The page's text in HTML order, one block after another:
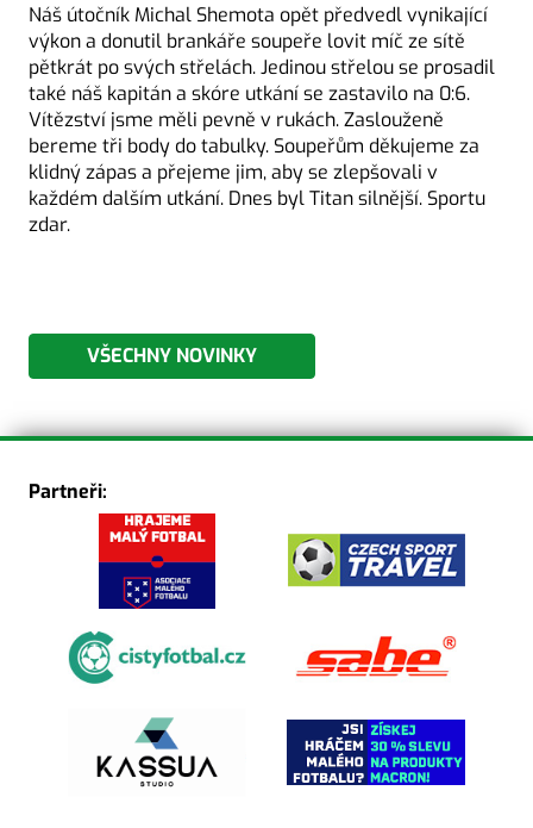
Náš útočník Michal Shemota opět předvedl vynikající
výkon a donutil brankáře soupeře lovit míč ze sítě
pětkrát po svých střelách. Jedinou střelou se prosadil
také náš kapitán a skóre utkání se zastavilo na 0:6.
Vítězství jsme měli pevně v rukách. Zaslouženě
bereme tři body do tabulky. Soupeřům děkujeme za
klidný zápas a přejeme jim, aby se zlepšovali v
každém dalším utkání. Dnes byl Titan silnější. Sportu
zdar.
VŠECHNY NOVINKY
Partneři: